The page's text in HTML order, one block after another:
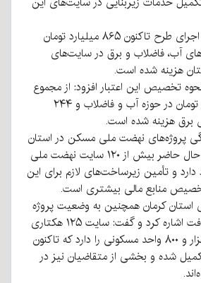
به گفته وی، از ابتدای اجرای طرح تاکنون ۸۶۵ میلیارد تومان
آب، فاضلاب و برق در سایت‌های
هزینه شده است.
تخصیص این اعتبار افزود: از مجموع
این مبلغ، ۶۲۱ میلیارد تومان در حوزه آب و فاضلاب و ۲۴۴
برق هزینه شده است.
پروژه‌های نهضت ملی مسکن در استان
کرمان اظهار داشت: در حال حاضر بیش از ۱۲۰ سایت نهضت ملی
و تأمین زیرساخت‌های لازم برای این
منابع مالی بیشتری است.
استان کرمان همچنین به وضعیت پروژه
مسکن در شهرستان بافت اشاره کرد و گفت: سایت ۱۲۵ هکتاری
بافت ظرفیت احداث هزار و ۸۰۰ واحد مسکونی را دارد که تاکنون
آن تکمیل شده و بخشی از متقاضیان نیز در